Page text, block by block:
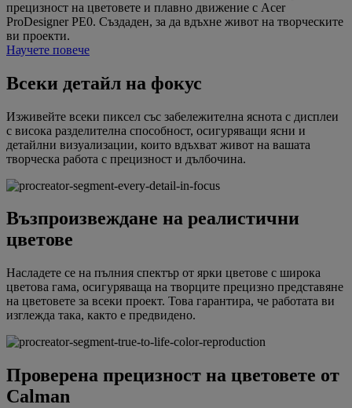
прецизност на цветовете и плавно движение с Acer
ProDesigner PE0. Създаден, за да вдъхне живот на творческите
ви проекти.
Научете повече
Всеки детайл на фокус
Изживейте всеки пиксел със забележителна яснота с дисплеи
с висока разделителна способност, осигуряващи ясни и
детайлни визуализации, които вдъхват живот на вашата
творческа работа с прецизност и дълбочина.
Възпроизвеждане на реалистични
цветове
Насладете се на пълния спектър от ярки цветове с широка
цветова гама, осигуряваща на творците прецизно представяне
на цветовете за всеки проект. Това гарантира, че работата ви
изглежда така, както е предвидено.
Проверена прецизност на цветовете от
Calman